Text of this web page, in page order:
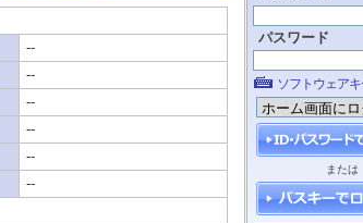
パスワード
ソフトウェア
または